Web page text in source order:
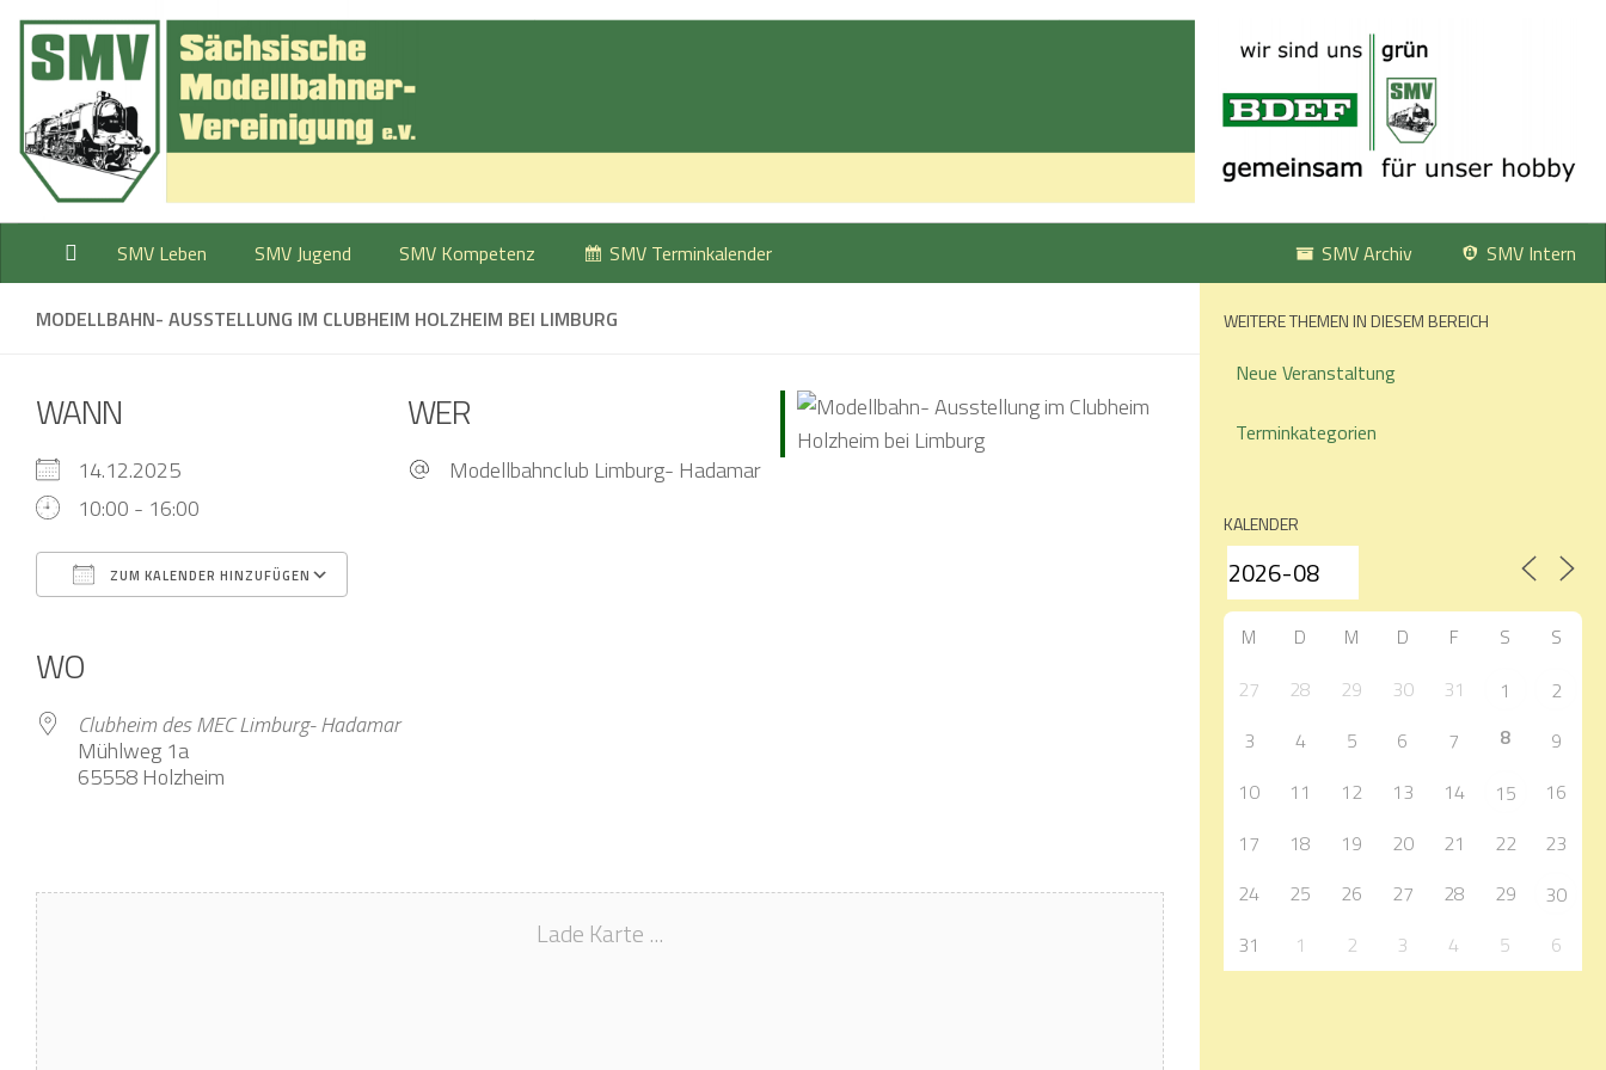
Zum Inhalt springen
SMV Leben SMV Jugend SMV Kompetenz SMV Intern
SMV Archiv
SMV Terminkalender
MODELLBAHN- AUSSTELLUNG IM CLUBHEIM HOLZHEIM BEI LIMBURG
WANN
14.12.2025
10:00 - 16:00
ZUM KALENDER HINZUFÜGEN
WO
Clubheim des MEC Limburg- Hadamar
Mühlweg 1a
65558 Holzheim
WER
Modellbahnclub Limburg- Hadamar
Lade Karte ...
WEITERE THEMEN IN DIESEM BEREICH
Neue Veranstaltung
Terminkategorien
KALENDER
M D M D F S S
27 28 29 30 31 1
2
3
4 5 6 7 8
9
10
11 12 13 14 15
16
17
18 19 20 21 22
23
24
25 26 27 28 29
30
31
1 2 3 4 5 6